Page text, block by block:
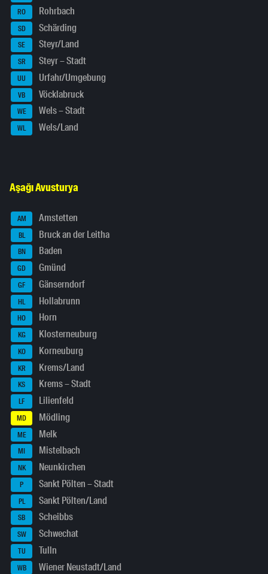
RO Rohrbach
SD Schärding
SE Steyr/Land
SR Steyr – Stadt
UU Urfahr/Umgebung
VB Vöcklabruck
WE Wels – Stadt
WL Wels/Land
Aşağı Avusturya
AM Amstetten
BL Bruck an der Leitha
BN Baden
GD Gmünd
GF Gänserndorf
HL Hollabrunn
HO Horn
KG Klosterneuburg
KO Korneuburg
KR Krems/Land
KS Krems – Stadt
LF Lilienfeld
MD Mödling
ME Melk
MI Mistelbach
NK Neunkirchen
P Sankt Pölten – Stadt
PL Sankt Pölten/Land
SB Scheibbs
SW Schwechat
TU Tulln
WB Wiener Neustadt/Land